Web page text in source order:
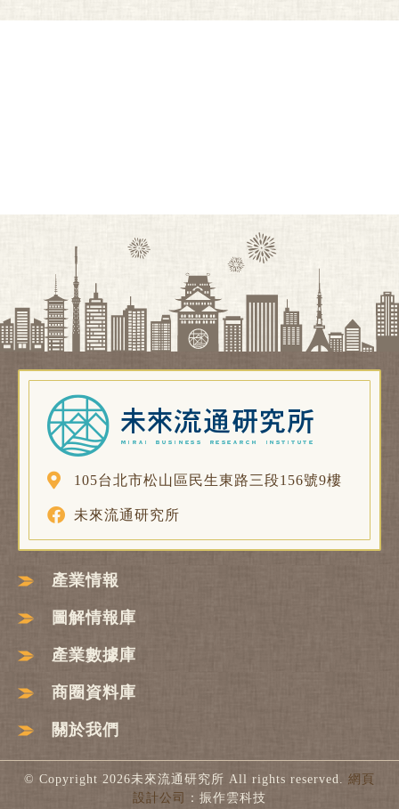
105台北市松山區民生東路三段156號9樓
未來流通研究所
產業情報
圖解情報庫
產業數據庫
商圈資料庫
關於我們
© Copyright 2026未來流通研究所 All rights reserved. 網頁
設計公司
：振作雲科技